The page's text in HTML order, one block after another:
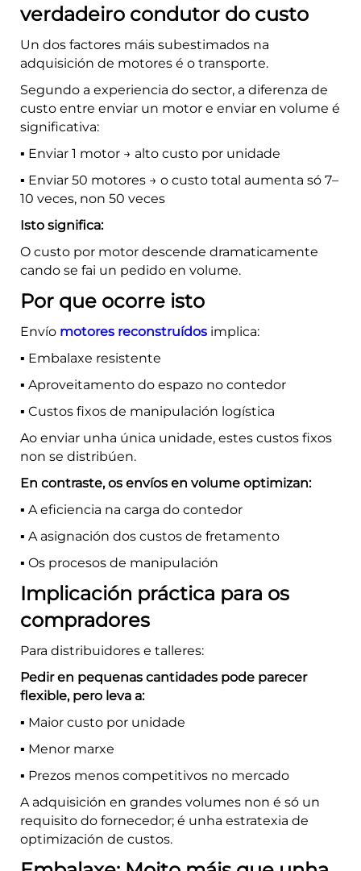
verdadeiro condutor do custo
Un dos factores máis subestimados na
adquisición de motores é o transporte.
Segundo a experiencia do sector, a diferenza de
custo entre enviar un motor e enviar en volume é
significativa:
▪️ Enviar 1 motor → alto custo por unidade
▪️ Enviar 50 motores → o custo total aumenta só 7–
10 veces, non 50 veces
Isto significa:
O custo por motor descende dramaticamente
cando se fai un pedido en volume.
Por que ocorre isto
Envío motores reconstruídos implica:
▪️ Embalaxe resistente
▪️ Aproveitamento do espazo no contedor
▪️ Custos fixos de manipulación logística
Ao enviar unha única unidade, estes custos fixos
non se distribúen.
En contraste, os envíos en volume optimizan:
▪️ A eficiencia na carga do contedor
▪️ A asignación dos custos de fretamento
▪️ Os procesos de manipulación
Implicación práctica para os
compradores
Para distribuidores e talleres:
Pedir en pequenas cantidades pode parecer
flexible, pero leva a:
▪️ Maior custo por unidade
▪️ Menor marxe
▪️ Prezos menos competitivos no mercado
A adquisición en grandes volumes non é só un
requisito do fornecedor; é unha estratexia de
optimización de custos.